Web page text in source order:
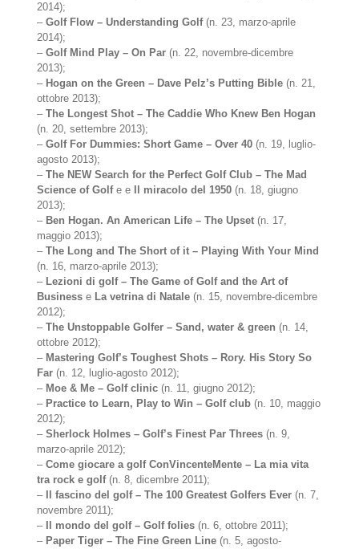
2014);
–Golf Flow – Understanding Golf(n. 23, marzo-aprile
2014);
–Golf Mind Play – On Par (n. 22, novembre-dicembre
2013);
– Hogan on the Green – Dave Pelz’s Putting Bible (n. 21,
ottobre 2013);
–The Longest Shot – The Caddie Who Knew Ben Hogan
(n. 20, settembre 2013);
–Golf For Dummies: Short Game – Over 40 (n. 19, luglio-
agosto 2013);
–The NEW Search for the Perfect Golf Club – The Mad
Science of Golfe e Il miracolo del 1950 (n. 18, giugno
2013);
– Ben Hogan. An American Life – The Upset (n. 17,
maggio 2013);
–The Long and The Short of it – Playing With Your Mind
(n. 16, marzo-aprile 2013);
– Lezioni di golf – The Game of Golf and the Art of
Business e La vetrina di Natale (n. 15, novembre-dicembre
2012);
–The Unstoppable Golfer – Sand, water & green (n. 14,
ottobre 2012);
– Mastering Golf’s Toughest Shots – Rory. His Story So
Far (n. 12, luglio-agosto 2012);
– Moe & Me – Golf clinic (n. 11, giugno 2012);
– Practice to Learn, Play to Win – Golf club (n. 10, maggio
2012);
–Sherlock Holmes – Golf’s Finest Par Threes (n. 9,
marzo-aprile 2012);
–Come giocare a golf ConVincenteMente – La mia vita
tra rock e golf(n. 8, dicembre 2011);
–
Il fascino del golf – The 100 Greatest Golfers Ever (n. 7,
novembre 2011);
–
Il mondo del golf – Golf folies (n. 6, ottobre 2011);
– Paper Tiger – The Fine Green Line (n. 5, agosto-